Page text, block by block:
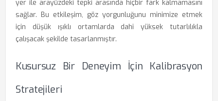
yer ile arayüzdeki tepki arasında hiçbir fark kalmamasını
sağlar. Bu etkileşim, göz yorgunluğunu minimize etmek
için düşük ışıklı ortamlarda dahi yüksek tutarlılıkla
çalışacak şekilde tasarlanmıştır.
Kusursuz Bir Deneyim İçin Kalibrasyon
Stratejileri